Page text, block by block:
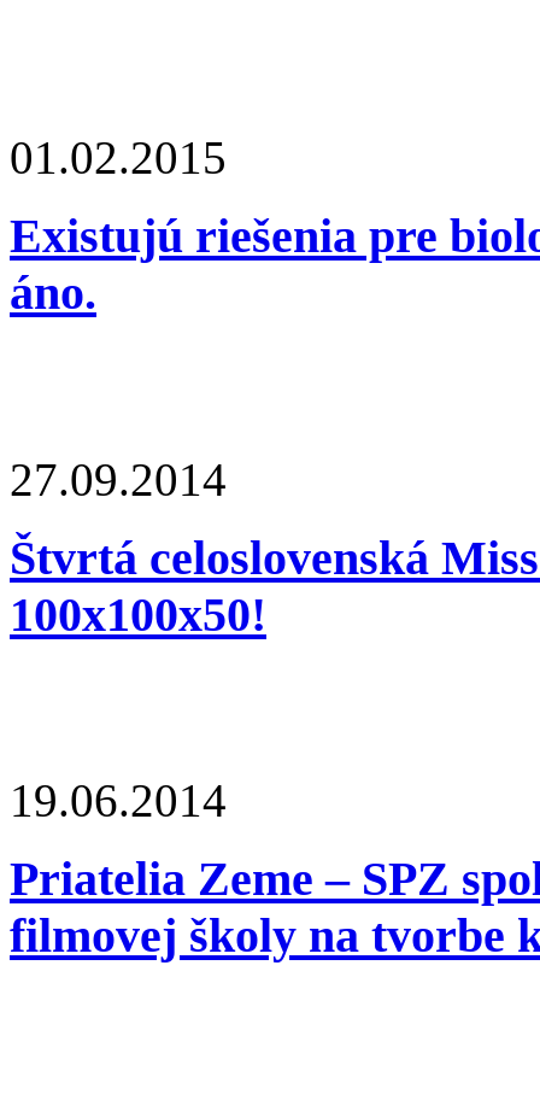
01.02.2015
Existujú riešenia pre
áno.
27.09.2014
Štvrtá celoslovenská
100x100x50!
19.06.2014
Priatelia Zeme – SPZ
filmovej školy na tvorbe